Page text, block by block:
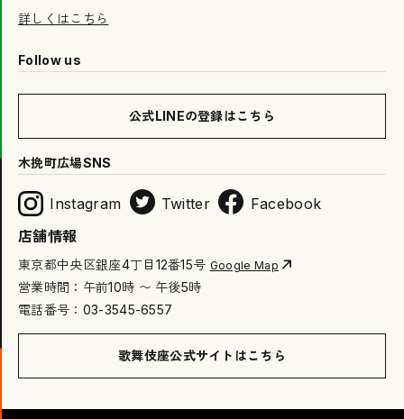
詳しくはこちら
Follow us
公式LINEの登録はこちら
木挽町広場SNS
Instagram Twitter
Facebook
店舗情報
東京都中央区銀座4丁目12番15号 Google Map
営業時間：午前10時 〜 午後5時
電話番号：03-3545-6557
歌舞伎座公式サイトはこちら